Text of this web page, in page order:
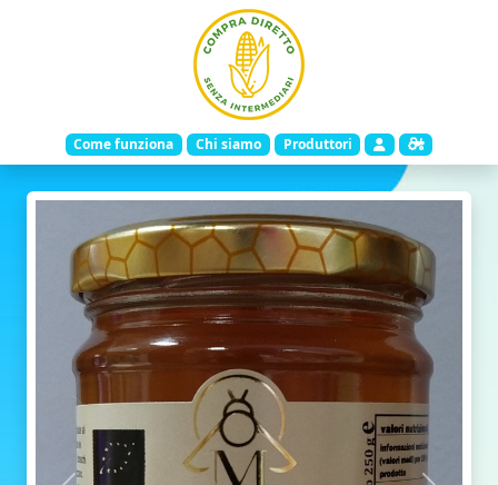
Come funziona Chi siamo Produttori